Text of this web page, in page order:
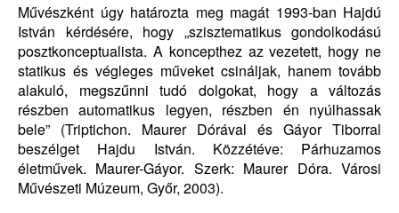
Művészként úgy határozta meg magát 1993-ban Hajdú
István kérdésére, hogy „szisztematikus gondolkodású
posztkonceptualista. A koncepthez az vezetett, hogy ne
statikus és végleges műveket csináljak, hanem tovább
alakuló, megszűnni tudó dolgokat, hogy a változás
részben automatikus legyen, részben én nyúlhassak
bele” (Triptichon. Maurer Dórával és Gáyor Tiborral
beszélget Hajdu István. Közzétéve: Párhuzamos
életművek. Maurer-Gáyor. Szerk: Maurer Dóra. Városi
Művészeti Múzeum, Győr, 2003).